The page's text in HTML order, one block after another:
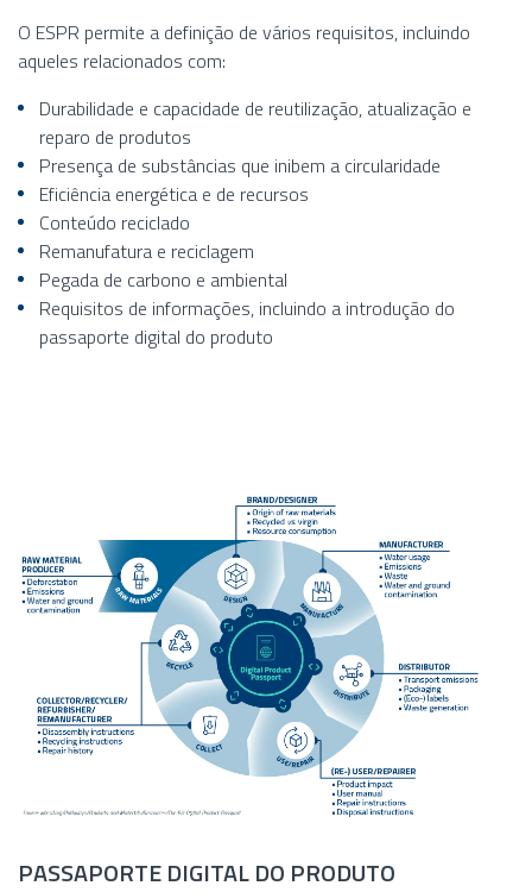
O ESPR permite a definição de vários requisitos, incluindo
aqueles relacionados com:
Durabilidade e capacidade de reutilização, atualização e
reparo de produtos
Presença de substâncias que inibem a circularidade
Eficiência energética e de recursos
Conteúdo reciclado
Remanufatura e reciclagem
Pegada de carbono e ambiental
Requisitos de informações, incluindo a introdução do
passaporte digital do produto
PASSAPORTE DIGITAL DO PRODUTO